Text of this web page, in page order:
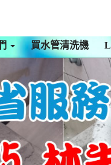
買水管清洗機